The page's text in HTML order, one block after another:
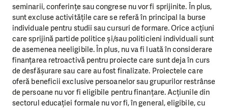
seminarii, conferințe sau congrese nu vor fi sprijinite. În plus,
sunt excluse activitățile care se referă în principal la burse
individuale pentru studii sau cursuri de formare. Orice acțiuni
care sprijină partide politice și/sau politicieni individuali sunt
de asemenea neeligibile. În plus, nu va fi luată în considerare
finanțarea retroactivă pentru proiecte care sunt deja în curs
de desfășurare sau care au fost finalizate. Proiectele care
oferă beneficii exclusive persoanelor sau grupurilor restrânse
de persoane nu vor fi eligibile pentru finanțare. Acțiunile din
sectorul educației formale nu vor fi, în general, eligibile, cu